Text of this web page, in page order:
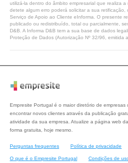
utilizá-la dentro do âmbito empresarial que realiza
detete algum erro poderá solicitar a sua
Serviço de Apoio ao Cliente eInforma. O presente
publicado ou redistribuído, total ou parcialmente,
D&B. A Informa D&B tem a sua base de dados
Proteção de Dados (Autorização Nº 32/96, emitida
Empresite Portugal é o maior diretório de
encontrar novos clientes através da publicação
atividade da sua empresa. Atualize a página web
forma gratuita, hoje mesmo.
Perguntas frequentes Política de privacidade
O que é o Empresite Portugal Condições de